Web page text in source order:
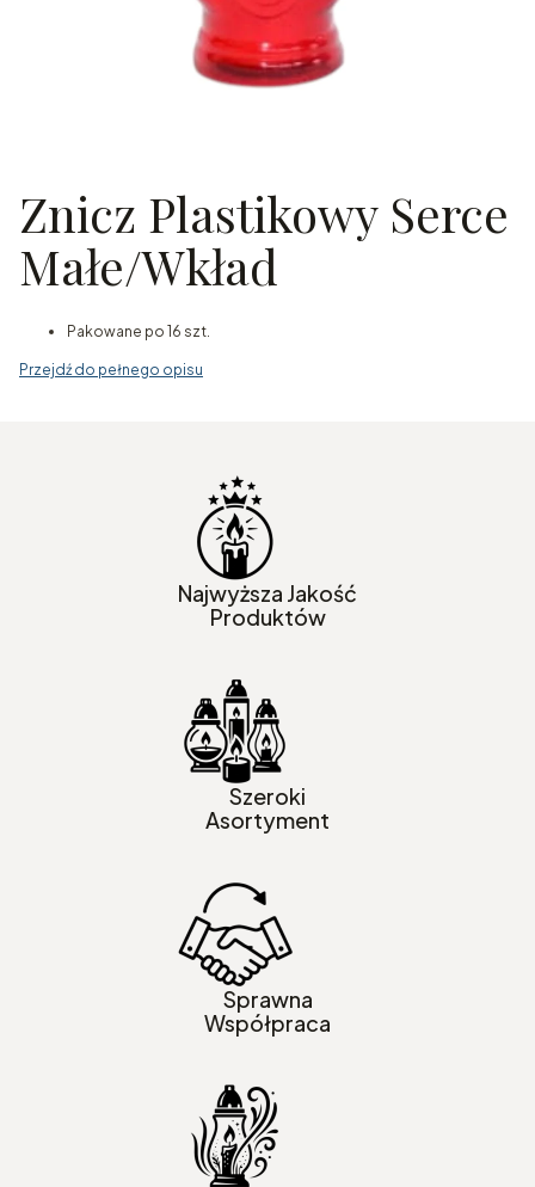
Znicz Plastikowy Serce
Małe/Wkład
Pakowane po 16 szt.
Przejdź do pełnego opisu
Najwyższa Jakość
Produktów
Szeroki
Asortyment
Sprawna
Współpraca